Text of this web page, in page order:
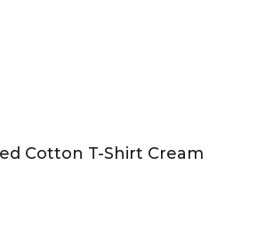
Cotton T-Shirt Cream